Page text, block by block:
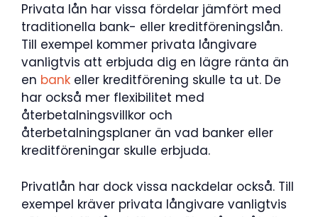
Privata lån har vissa fördelar jämfört med
traditionella bank- eller kreditföreningslån.
Till exempel kommer privata långivare
vanligtvis att erbjuda dig en lägre ränta än
en bank eller kreditförening skulle ta ut. De
har också mer flexibilitet med
återbetalningsvillkor och
återbetalningsplaner än vad banker eller
kreditföreningar skulle erbjuda.
Privatlån har dock vissa nackdelar också. Till
exempel kräver privata långivare vanligtvis